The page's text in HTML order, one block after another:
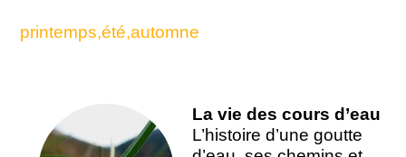
printemps,été,automne
La vie des cours d’eau
L’histoire d’une goutte